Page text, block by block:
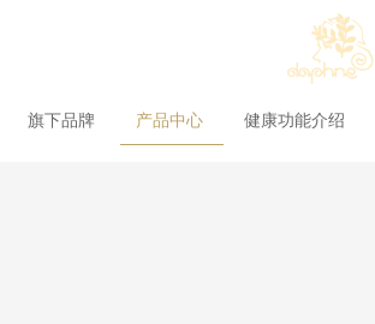
旗下品牌 产品中心 健康功能介绍